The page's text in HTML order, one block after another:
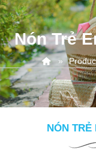
Nón Trẻ
NÓN TRẺ